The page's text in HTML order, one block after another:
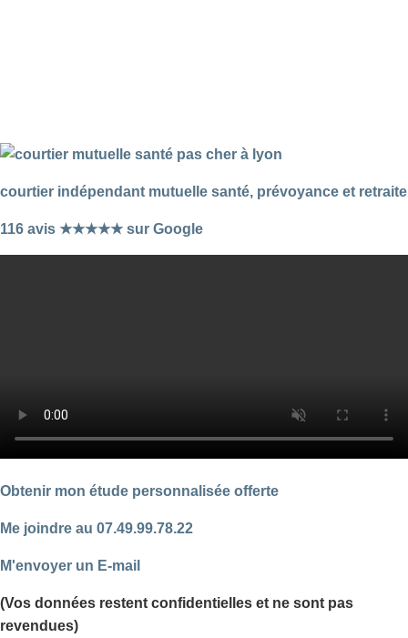
courtier indépendant mutuelle santé, prévoyance et retraite
116 avis ★★★★★ sur Google
Obtenir mon étude personnalisée offerte
Me joindre au 07.49.99.78.22
M'envoyer un E-mail
(Vos données restent confidentielles et ne sont pas
revendues)